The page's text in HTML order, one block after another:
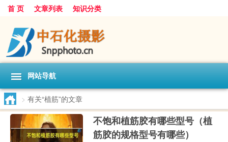
首 页 文章列表 知识分类
网站导航
> 有关“植筋”的文章
不饱和植筋胶有哪些型号（植
筋胶的规格型号有哪些）